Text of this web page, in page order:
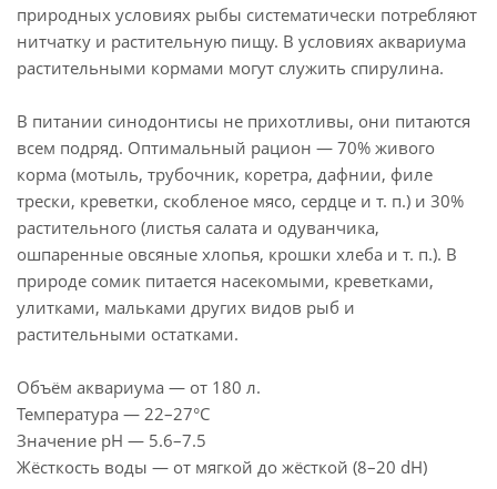
природных условиях рыбы систематически потребляют
нитчатку и растительную пищу. В условиях аквариума
растительными кормами могут служить спирулина.
В питании синодонтисы не прихотливы, они питаются
всем подряд. Оптимальный рацион — 70% живого
корма (мотыль, трубочник, коретра, дафнии, филе
трески, креветки, скобленое мясо, сердце и т. п.) и 30%
растительного (листья салата и одуванчика,
ошпаренные овсяные хлопья, крошки хлеба и т. п.). В
природе сомик питается насекомыми, креветками,
улитками, мальками других видов рыб и
растительными остатками.
Объём аквариума — от 180 л.
Температура — 22–27°C
Значение pH — 5.6–7.5
Жёсткость воды — от мягкой до жёсткой (8–20 dH)